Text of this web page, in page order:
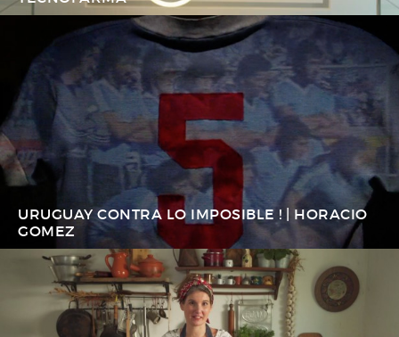
URUGUAY CONTRA LO IMPOSIBLE ! | HORACIO
GOMEZ